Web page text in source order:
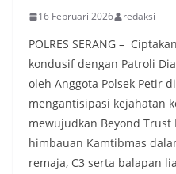
16 Februari 2026 redaksi
POLRES SERANG –
kondusif dengan Patroli
oleh Anggota Polsek Petir
mengantisipasi kejahatan
mewujudkan Beyond
himbauan Kamtibmas
remaja, C3 serta balapan